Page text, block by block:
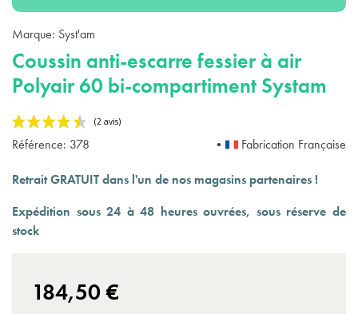
Marque: Syst'am
Coussin anti-escarre fessier à air
Polyair 60 bi-compartiment Systam
Référence: 378 • Fabrication Française
Retrait GRATUIT dans l'un de nos magasins partenaires !
Expédition sous 24 à 48 heures ouvrées, sous réserve de
stock
184,50 €